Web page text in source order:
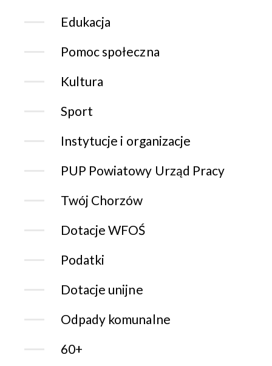
Edukacja
Pomoc społeczna
Kultura
Sport
Instytucje i organizacje
PUP Powiatowy Urząd Pracy
Twój Chorzów
Dotacje WFOŚ
Podatki
Dotacje unijne
Odpady komunalne
60+